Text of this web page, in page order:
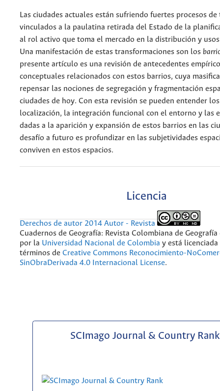
Las ciudades actuales están sufriendo fuertes procesos
vinculados a la paulatina retirada del Estado de la
al rol activo que toma el mercado en la distribución y usos
Una manifestación de estas transformaciones son los
presente artículo es una revisión de antecedentes
conceptuales relacionados con estos barrios, cuya
repensar las nociones de segregación y fragmentación
ciudades de hoy. Con esta revisión se pueden entender
localización, la integración funcional con el entorno y las
dadas a la aparición y expansión de estos barrios en las
desafío a futuro es profundizar en las subjetividades
conviven en estos espacios.
Licencia
Derechos de autor 2014 Autor - Revista
Cuadernos de Geografía: Revista Colombiana de Geografía
por la Universidad Nacional de Colombia y está
términos de Creative Commons Reconocimiento-
SinObraDerivada 4.0 Internacional License.
SCImago Journal & Country Rank